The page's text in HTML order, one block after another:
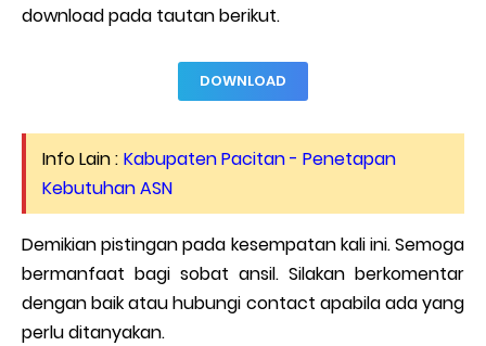
download pada tautan berikut.
DOWNLOAD
Info Lain : Kabupaten Pacitan - Penetapan
Kebutuhan ASN
Demikian pistingan pada kesempatan kali ini. Semoga
bermanfaat bagi sobat ansil. Silakan berkomentar
dengan baik atau hubungi contact apabila ada yang
perlu ditanyakan.